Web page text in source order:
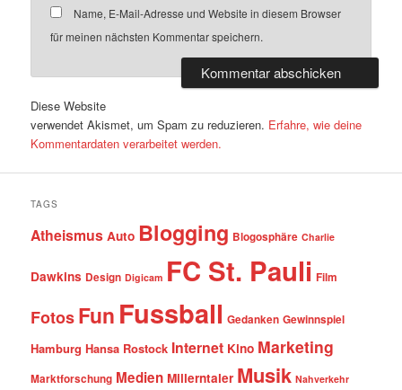
Name, E-Mail-Adresse und Website in diesem Browser
für meinen nächsten Kommentar speichern.
Diese Website
verwendet Akismet, um Spam zu reduzieren. Erfahre, wie deine
Kommentardaten verarbeitet werden.
TAGS
Atheismus Auto Blogging Blogosphäre Charlie
Dawkins Design Digicam FC St. Pauli Film
FotosFun Fussball Gedanken Gewinnspiel
Hamburg Hansa Rostock Internet Kino Marketing
Marktforschung Medien Millerntaler Musik Nahverkehr